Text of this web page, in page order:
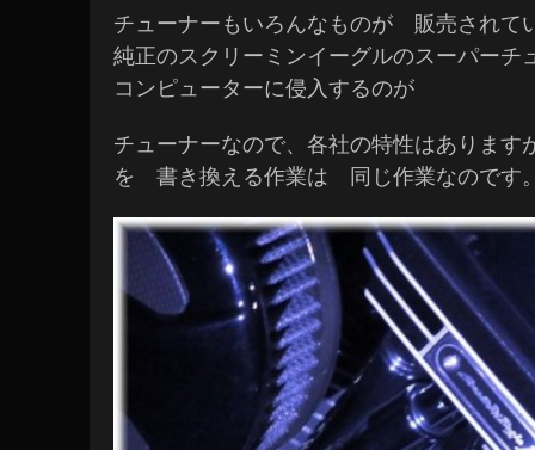
チューナーもいろんなものが 販売され
純正のスクリーミンイーグルのスーパー
コンピューターに侵入するのが
チューナーなので、各社の特性はあります
を 書き換える作業は 同じ作業なのです